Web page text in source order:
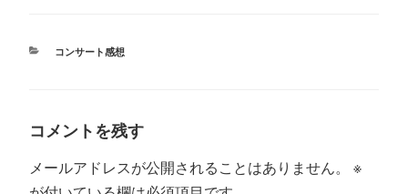
r ok
カ
コンサート感想
コメントを残す
メールアドレスが公開されることはありません。
※